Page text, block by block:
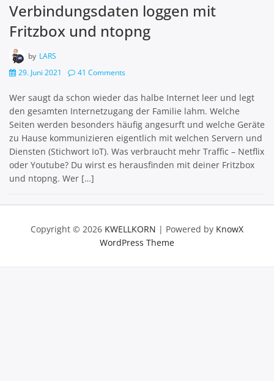
Verbindungsdaten loggen mit
Fritzbox und ntopng
by LARS
29. Juni 2021
41 Comments
Wer saugt da schon wieder das halbe Internet leer und legt
den gesamten Internetzugang der Familie lahm. Welche
Seiten werden besonders häufig angesurft und welche Geräte
zu Hause kommunizieren eigentlich mit welchen Servern und
Diensten (Stichwort IoT). Was verbraucht mehr Traffic – Netflix
oder Youtube? Du wirst es herausfinden mit deiner Fritzbox
und ntopng. Wer […]
Copyright © 2026 KWELLKORN | Powered by KnowX
WordPress Theme